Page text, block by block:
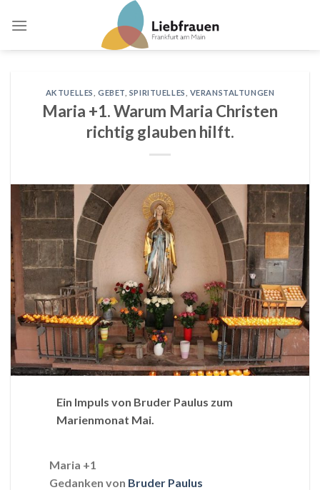
AKTUELLES GEBET SPIRITUELLES VERANSTALTUNGEN
Maria +1. Warum Maria Christen
richtig glauben hilft.
Ein Impuls von Bruder Paulus zum
Marienmonat Mai.
Maria +1
Gedanken von Bruder Paulus